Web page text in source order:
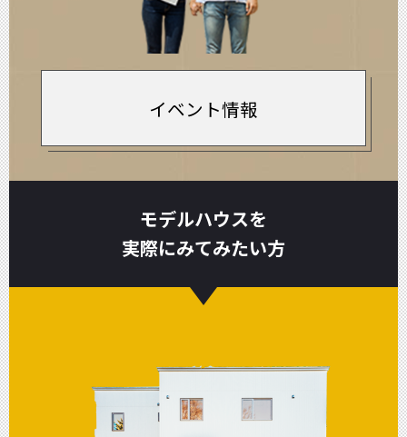
イベント情報
モデルハウスを
実際にみてみたい方